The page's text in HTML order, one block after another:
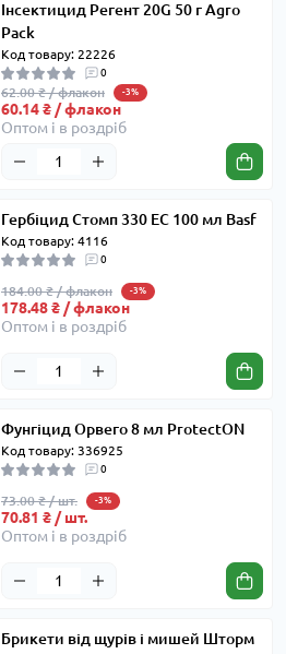
Інсектицид Регент 20G 50 г Agro
Pack
Код товару: 22226
0
62.00 ₴ / флакон -3%
60.14 ₴ / флакон
Оптом і в роздріб
Гербіцид Стомп 330 EC 100 мл Basf
Код товару: 4116
0
184.00 ₴ / флакон -3%
178.48 ₴ / флакон
Оптом і в роздріб
Фунгіцид Орвего 8 мл ProtectON
Код товару: 336925
0
73.00 ₴ / шт. -3%
70.81 ₴ / шт.
Оптом і в роздріб
Брикети від щурів і мишей Шторм